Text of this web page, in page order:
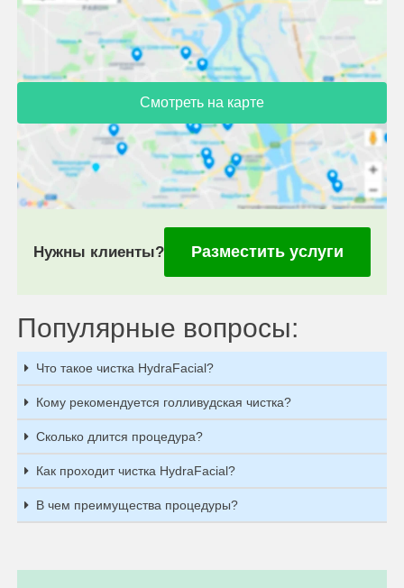
Смотреть на карте
Нужны клиенты? Разместить услуги
Популярные вопросы:
Что такое чистка HydraFacial?
Кому рекомендуется голливудская чистка?
Сколько длится процедура?
Как проходит чистка HydraFacial?
В чем преимущества процедуры?